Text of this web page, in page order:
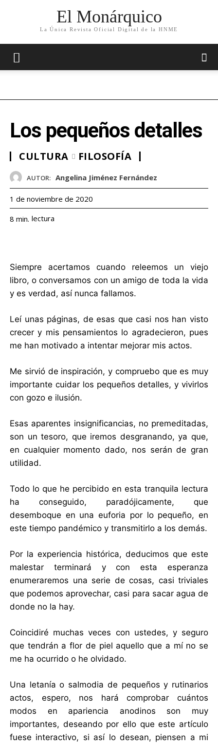
El Monárquico
La Única Revista Oficial Digital de la HNME
Los pequeños detalles
CULTURA FILOSOFÍA
AUTOR: Angelina Jiménez Fernández
1 de noviembre de 2020
8 min. lectura
Siempre acertamos cuando releemos un viejo
libro, o conversamos con un amigo de toda la vida
y es verdad, así nunca fallamos.
Leí unas páginas, de esas que casi nos han visto
crecer y mis pensamientos lo agradecieron, pues
me han motivado a intentar mejorar mis actos.
Me sirvió de inspiración, y compruebo que es muy
importante cuidar los pequeños detalles, y vivirlos
con gozo e ilusión.
Esas aparentes insignificancias, no premeditadas,
son un tesoro, que iremos desgranando, ya que,
en cualquier momento dado, nos serán de gran
utilidad.
Todo lo que he percibido en esta tranquila lectura
ha conseguido, paradójicamente, que
desemboque en una euforia por lo pequeño, en
este tiempo pandémico y transmitirlo a los demás.
Por la experiencia histórica, deducimos que este
malestar terminará y con esta esperanza
enumeraremos una serie de cosas, casi triviales
que podemos aprovechar, casi para sacar agua de
donde no la hay.
Coincidiré muchas veces con ustedes, y seguro
que tendrán a flor de piel aquello que a mí no se
me ha ocurrido o he olvidado.
Una letanía o salmodia de pequeños y rutinarios
actos, espero, nos hará comprobar cuántos
modos en apariencia anodinos son muy
importantes, deseando por ello que este artículo
fuese interactivo, si así lo desean, piensen a mi